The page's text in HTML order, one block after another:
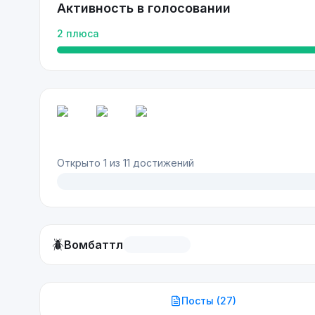
Активность в голосовании
2 плюса
Открыто 1 из 11 достижений
🪲Вомбаттл
Посты (27)